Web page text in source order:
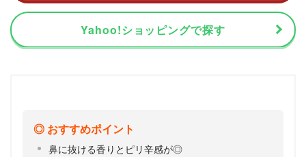
Yahoo!ショッピングで探す
おすすめポイント
鼻に抜ける香りとピリ辛感が◎